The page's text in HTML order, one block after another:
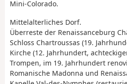
Mini-Colorado.
Mittelalterliches Dorf.
Überreste der Renaissanceburg
Schloss Chartroussas (19.
Kirche (12. Jahrhundert,
Trompen, im 19. Jahrhundert
Romanische Madonna und